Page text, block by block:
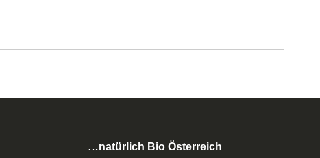
…natürlich Bio Österreich